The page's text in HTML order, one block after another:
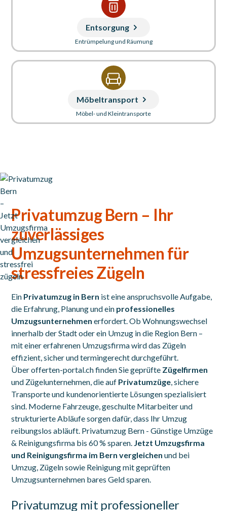
Entsorgung
Entrümpelung und Räumung
Möbeltransport
Möbel- und Kleintransporte
Privatumzug Bern – Ihr
zuverlässiges
Umzugsunternehmen für
stressfreies Zügeln
Ein Privatumzug in Bern ist eine anspruchsvolle Aufgabe,
die Erfahrung, Planung und ein professionelles
Umzugsunternehmen erfordert. Ob Wohnungswechsel
innerhalb der Stadt oder ein Umzug in die Region Bern –
mit einer erfahrenen Umzugsfirma wird das Zügeln
effizient, sicher und termingerecht durchgeführt.
Überofferten-portal.chfinden Sie geprüfte Zügelfirmen
und Zügelunternehmen, die auf Privatumzüge , sichere
Transporte und kundenorientierte Lösungen spezialisiert
sind. Moderne Fahrzeuge, geschulte Mitarbeiter und
strukturierte Abläufe sorgen dafür, dass Ihr Umzug
reibungslos abläuft. Privatumzug Bern - Günstige Umzüge
& Reinigungsfirma bis 60 % sparen. Jetzt Umzugsfirma
und Reinigungsfirma im Bern vergleichen und bei
Umzug, Zügeln sowie Reinigung mit geprüften
Umzugsunternehmen bares Geld sparen.
Privatumzug mit professioneller